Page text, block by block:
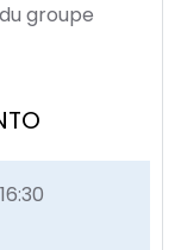
groupe